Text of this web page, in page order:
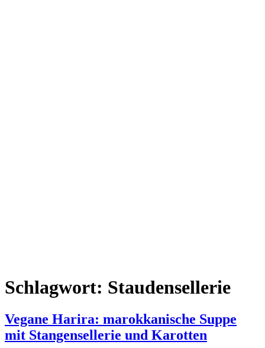
Schlagwort: Staudensellerie
Vegane Harira: marokkanische Suppe
mit Stangensellerie und Karotten